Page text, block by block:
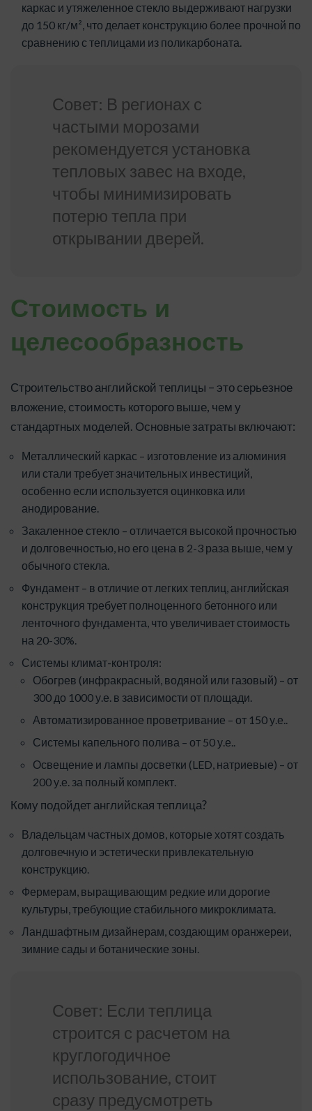
каркас и утяжеленное стекло выдерживают нагрузки
до 150 кг/м², что делает конструкцию более прочной по
сравнению с теплицами из поликарбоната.
Совет: В регионах с
частыми морозами
рекомендуется установка
тепловых завес на входе,
чтобы минимизировать
потерю тепла при
открывании дверей.
Стоимость и
целесообразность
Строительство английской теплицы – это серьезное
вложение, стоимость которого выше, чем у
стандартных моделей. Основные затраты включают:
Металлический каркас – изготовление из алюминия
или стали требует значительных инвестиций,
особенно если используется оцинковка или
анодирование.
Закаленное стекло – отличается высокой прочностью
и долговечностью, но его цена в 2-3 раза выше, чем у
обычного стекла.
Фундамент – в отличие от легких теплиц, английская
конструкция требует полноценного бетонного или
ленточного фундамента, что увеличивает стоимость
на 20-30%.
Системы климат-контроля:
Обогрев (инфракрасный, водяной или газовый) – от
300 до 1000 у.е. в зависимости от площади.
Автоматизированное проветривание – от 150 у.е..
Системы капельного полива – от 50 у.е..
Освещение и лампы досветки (LED, натриевые) – от
200 у.е. за полный комплект.
Кому подойдет английская теплица?
Владельцам частных домов, которые хотят создать
долговечную и эстетически привлекательную
конструкцию.
Фермерам, выращивающим редкие или дорогие
культуры, требующие стабильного микроклимата.
Ландшафтным дизайнерам, создающим оранжереи,
зимние сады и ботанические зоны.
Совет: Если теплица
строится с расчетом на
круглогодичное
использование, стоит
сразу предусмотреть